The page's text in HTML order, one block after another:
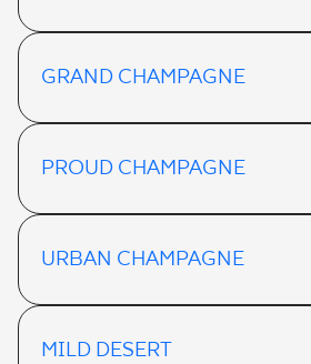
GRAND CHAMPAGNE
PROUD CHAMPAGNE
URBAN CHAMPAGNE
MILD DESERT